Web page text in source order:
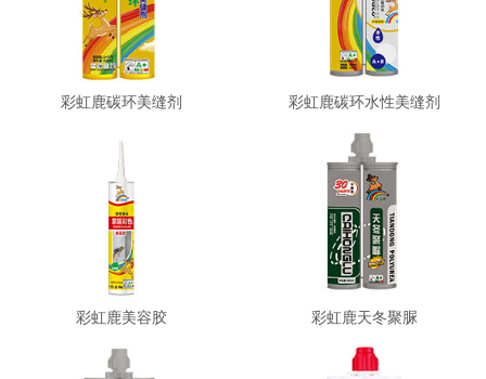
彩虹鹿碳环美缝剂 彩虹鹿碳环水性美缝剂
彩虹鹿美容胶 彩虹鹿天冬聚脲